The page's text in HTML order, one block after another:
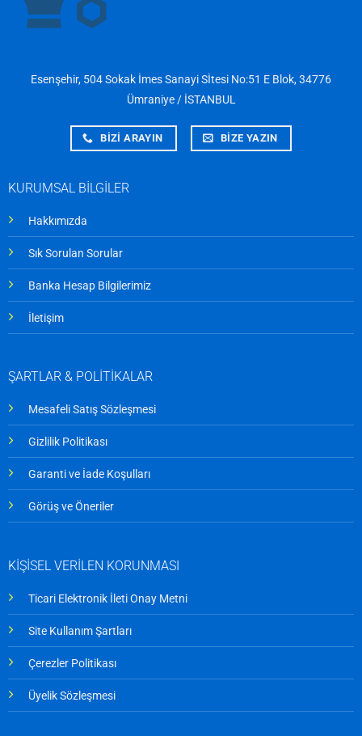
Esenşehir, 504 Sokak İmes Sanayi Sİtesi No:51 E Blok, 34776
Ümraniye / İSTANBUL
BİZİ ARAYIN BİZE YAZIN
KURUMSAL BİLGİLER
Hakkımızda
Sık Sorulan Sorular
Banka Hesap Bilgilerimiz
İletişim
ŞARTLAR & POLİTİKALAR
Mesafeli Satış Sözleşmesi
Gizlilik Politikası
Garanti ve İade Koşulları
Görüş ve Öneriler
KİŞİSEL VERİLEN KORUNMASI
Ticari Elektronik İleti Onay Metni
Site Kullanım Şartları
Çerezler Politikası
Üyelik Sözleşmesi